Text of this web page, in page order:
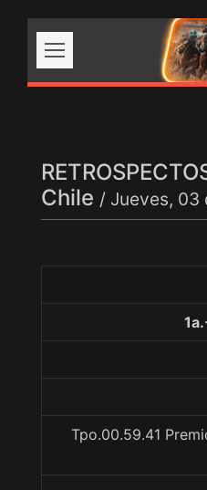
Chile / Jueves, 03
Tpo.00.59.41